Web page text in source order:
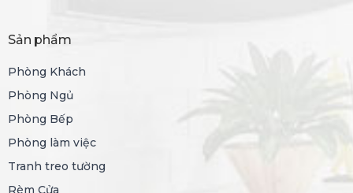
Sản phẩm
Phòng Khách
Phòng Ngủ
Phòng Bếp
Phòng làm việc
Tranh treo tường
Rèm Cửa